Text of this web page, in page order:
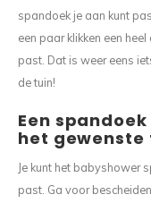
spandoek je aan kunt
een paar klikken een
past. Dat is weer eens
de tuin!
Een
het
Je kunt het babyshower
past. Ga voor